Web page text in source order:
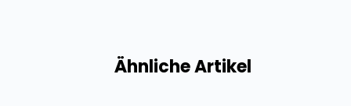
Ähnliche Artikel